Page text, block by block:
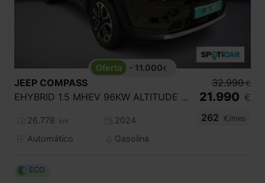
- 11.000€
JEEP COMPASS
EHYBRID 1.5 MHEV 96KW ALTITUDE DCT
26.778 km
2024
Automático
Gasolina
32.990 €
21.990 €
262
€/mes
ECO